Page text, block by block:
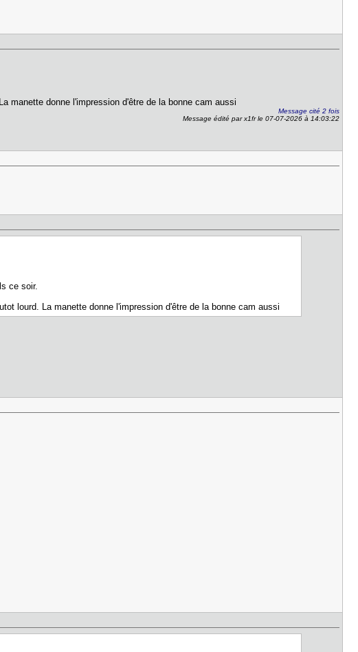
manette donne l'impression d'être de la bonne cam aussi
Message cité 2 fois
Message édité par x1fr le 07-07-2026 à 14:03:22
ce soir.
lourd. La manette donne l'impression d'être de la bonne cam aussi